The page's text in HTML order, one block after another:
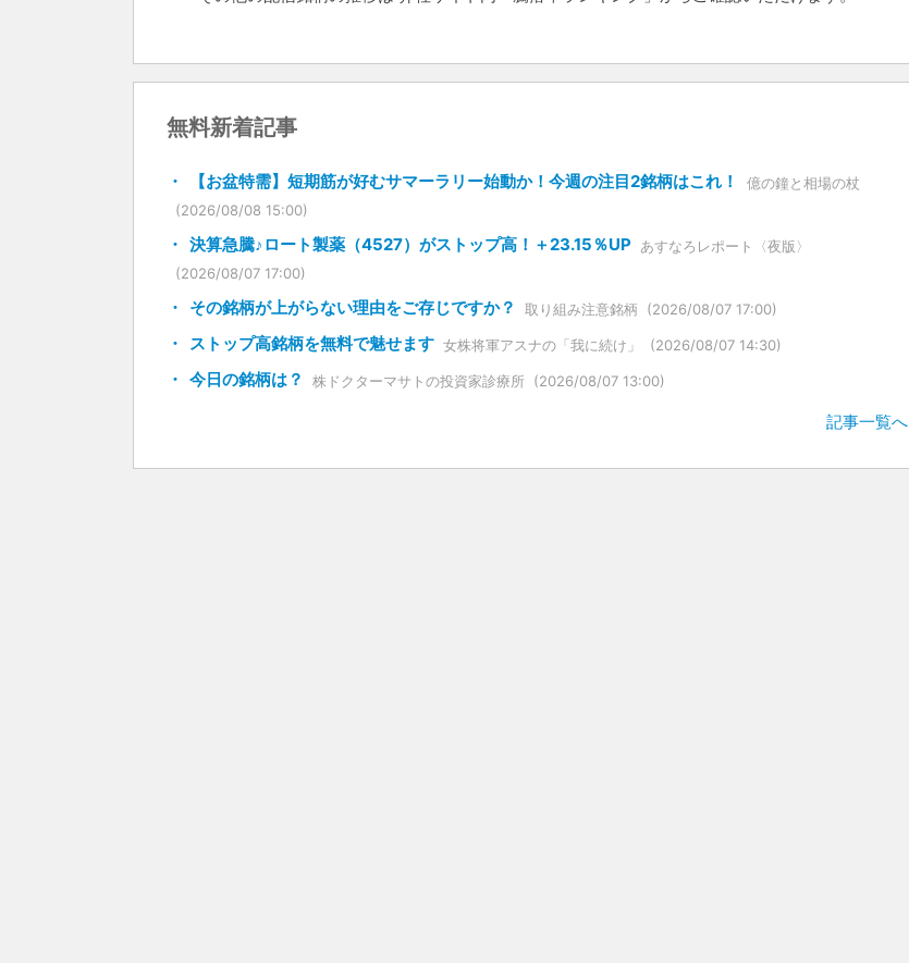
無料新着記事
【お盆特需】短期筋が好むサマーラリー始動か！今週の注目2銘柄はこれ！
億の鐘と相場の杖
(2026/08/08 15:00)
決算急騰♪ロート製薬（4527）がストップ高！＋23.15％UP あすなろレポート〈夜版〉
(2026/08/07 17:00)
その銘柄が上がらない理由をご存じですか？ 取り組み注意銘柄 (2026/08/07 17:00)
ストップ高銘柄を無料で魅せます 女株将軍アスナの「我に続け」 (2026/08/07 14:30)
今日の銘柄は？ 株ドクターマサトの投資家診療所 (2026/08/07 13:00)
記事一覧へ